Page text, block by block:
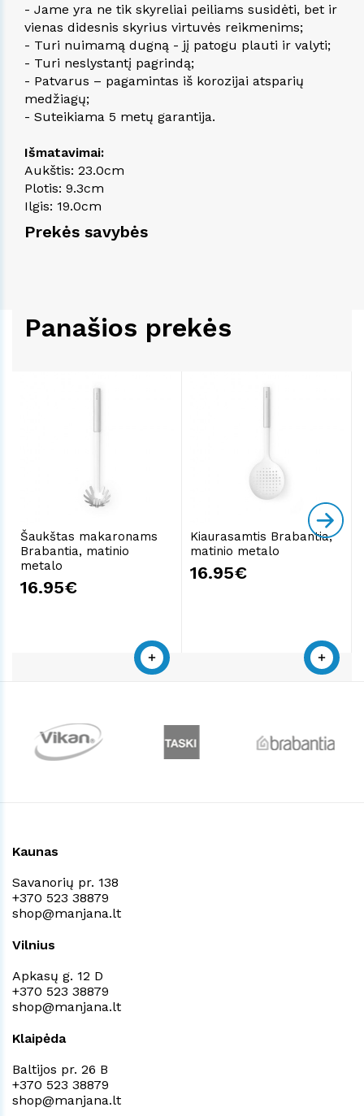
Prekės savybės
- Jame yra ne tik skyreliai peiliams susidėti, bet ir
vienas didesnis skyrius virtuvės reikmenims;
- Turi nuimamą dugną - jį patogu plauti ir valyti;
- Turi neslystantį pagrindą;
- Patvarus – pagamintas iš korozijai atsparių
medžiagų;
- Suteikiama 5 metų garantija.
Išmatavimai:
Aukštis: 23.0cm
Plotis: 9.3cm
Ilgis: 19.0cm
Panašios prekės
Šaukštas makaronams
Brabantia, matinio
metalo
16.95€
Kiaurasamtis Brabantia,
matinio metalo
16.95€
Kaunas
Savanorių pr. 138
+370 523 38879
shop@manjana.lt
Vilnius
Apkasų g. 12 D
+370 523 38879
shop@manjana.lt
Klaipėda
Baltijos pr. 26 B
+370 523 38879
shop@manjana.lt